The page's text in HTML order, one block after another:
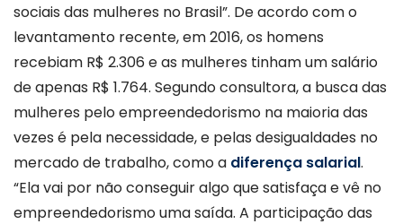
sociais das mulheres no Brasil”. De acordo com o
levantamento recente, em 2016, os homens
recebiam R$ 2.306 e as mulheres tinham um salário
de apenas R$ 1.764. Segundo consultora, a busca das
mulheres pelo empreendedorismo na maioria das
vezes é pela necessidade, e pelas desigualdades no
mercado de trabalho, como a diferença salarial.
“Ela vai por não conseguir algo que satisfaça e vê no
empreendedorismo uma saída. A participação das